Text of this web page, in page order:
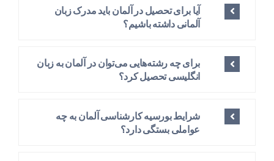
آیا برای تحصیل در آلمان باید مدرک زبان
آلمانی داشته باشیم؟
برای چه رشته‌هایی می‌توان در آلمان به زبان
انگلیسی تحصیل کرد؟
شرایط بورسیه کارشناسی آلمان به چه
عواملی بستگی دارد؟